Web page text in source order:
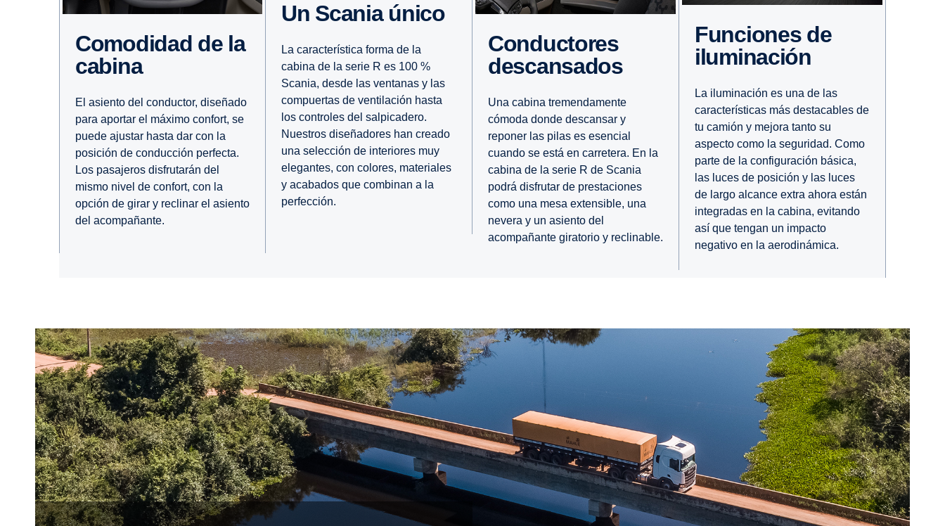
Comodidad de la
cabina
El asiento del conductor, diseñado
para aportar el máximo confort, se
puede ajustar hasta dar con la
posición de conducción perfecta.
Los pasajeros disfrutarán del
mismo nivel de confort, con la
opción de girar y reclinar el asiento
del acompañante.
Un Scania único
La característica forma de la
cabina de la serie R es 100 %
Scania, desde las ventanas y las
compuertas de ventilación hasta
los controles del salpicadero.
Nuestros diseñadores han creado
una selección de interiores muy
elegantes, con colores, materiales
y acabados que combinan a la
perfección.
Conduc­tores
descan­sados
Una cabina tremendamente
cómoda donde descansar y
reponer las pilas es esencial
cuando se está en carretera. En la
cabina de la serie R de Scania
podrá disfrutar de prestaciones
como una mesa extensible, una
nevera y un asiento del
acompañante giratorio y reclinable.
Funciones de
ilumi­na­ción
La iluminación es una de las
características más destacables de
tu camión y mejora tanto su
aspecto como la seguridad. Como
parte de la configuración básica,
las luces de posición y las luces
de largo alcance extra ahora están
integradas en la cabina, evitando
así que tengan un impacto
negativo en la aerodinámica.